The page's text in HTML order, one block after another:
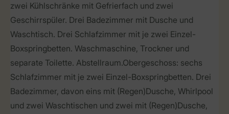
zwei Kühlschränke mit Gefrierfach und zwei
Geschirrspüler. Drei Badezimmer mit Dusche und
Waschtisch. Drei Schlafzimmer mit je zwei Einzel-
Boxspringbetten. Waschmaschine, Trockner und
separate Toilette. Abstellraum.Obergeschoss: sechs
Schlafzimmer mit je zwei Einzel-Boxspringbetten. Drei
Badezimmer, davon eins mit (Regen)Dusche, Whirlpool
und zwei Waschtischen und zwei mit (Regen)Dusche,